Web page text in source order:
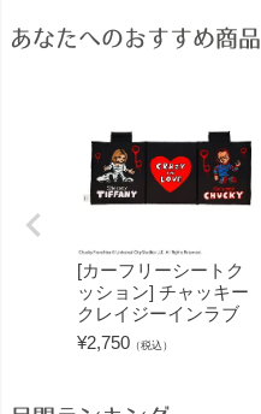
あなたへのおすすめ商品
[カーフリーシートク
ッション] チャッキー
クレイジーインラブ
¥2,750 （税込）